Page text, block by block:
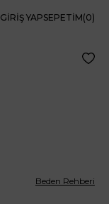
GIRIŞ YAPSEPETIM(0)
Beden Rehberi